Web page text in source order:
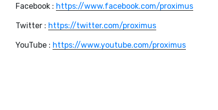
Facebook : https://www.facebook.com/proximus
Twitter : https://twitter.com/proximus
YouTube : https://www.youtube.com/proximus